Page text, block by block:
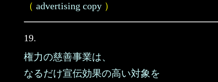
（ advertising copy ）
19.
権力の慈善事業は、
なるだけ宣伝効果の高い対象を